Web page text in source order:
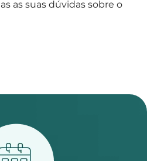
as suas dúvidas sobre o